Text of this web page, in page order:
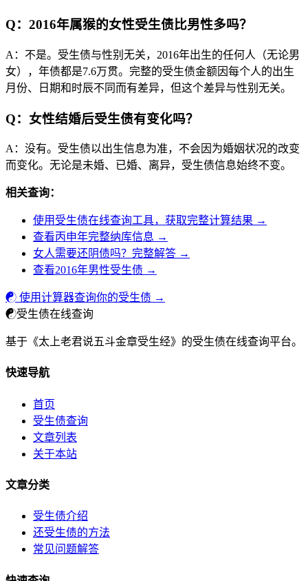
Q：2016年属猴的女性受生债比男性多吗？
A：不是。受生债与性别无关，2016年出生的任何人（无论男
女），年债都是7.6万贯。完整的受生债金额因每个人的出生
月份、日期和时辰不同而有差异，但这个差异与性别无关。
Q：女性结婚后受生债有变化吗？
A：没有。受生债以出生信息为准，不会因为婚姻状况的改变
而变化。无论是未婚、已婚、离异，受生债信息始终不变。
相关查询：
使用受生债在线查询工具，获取完整计算结果 →
查看丙申年完整纳库信息 →
女人需要还阴债吗？完整解答 →
查看2016年男性受生债 →
☯ 使用计算器查询你的受生债 →
☯受生债在线查询
基于《太上老君说五斗金章受生经》的受生债在线查询平台。
快速导航
首页
受生债查询
文章列表
关于本站
文章分类
受生债介绍
还受生债的方法
常见问题解答